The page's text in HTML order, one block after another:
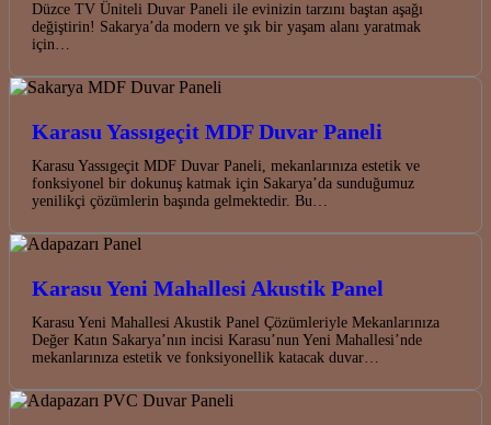
Düzce TV Üniteli Duvar Paneli ile evinizin tarzını baştan aşağı
değiştirin! Sakarya’da modern ve şık bir yaşam alanı yaratmak
için…
Karasu Yassıgeçit MDF Duvar Paneli
Karasu Yassıgeçit MDF Duvar Paneli, mekanlarınıza estetik ve
fonksiyonel bir dokunuş katmak için Sakarya’da sunduğumuz
yenilikçi çözümlerin başında gelmektedir. Bu…
Karasu Yeni Mahallesi Akustik Panel
Karasu Yeni Mahallesi Akustik Panel Çözümleriyle Mekanlarınıza
Değer Katın Sakarya’nın incisi Karasu’nun Yeni Mahallesi’nde
mekanlarınıza estetik ve fonksiyonellik katacak duvar…